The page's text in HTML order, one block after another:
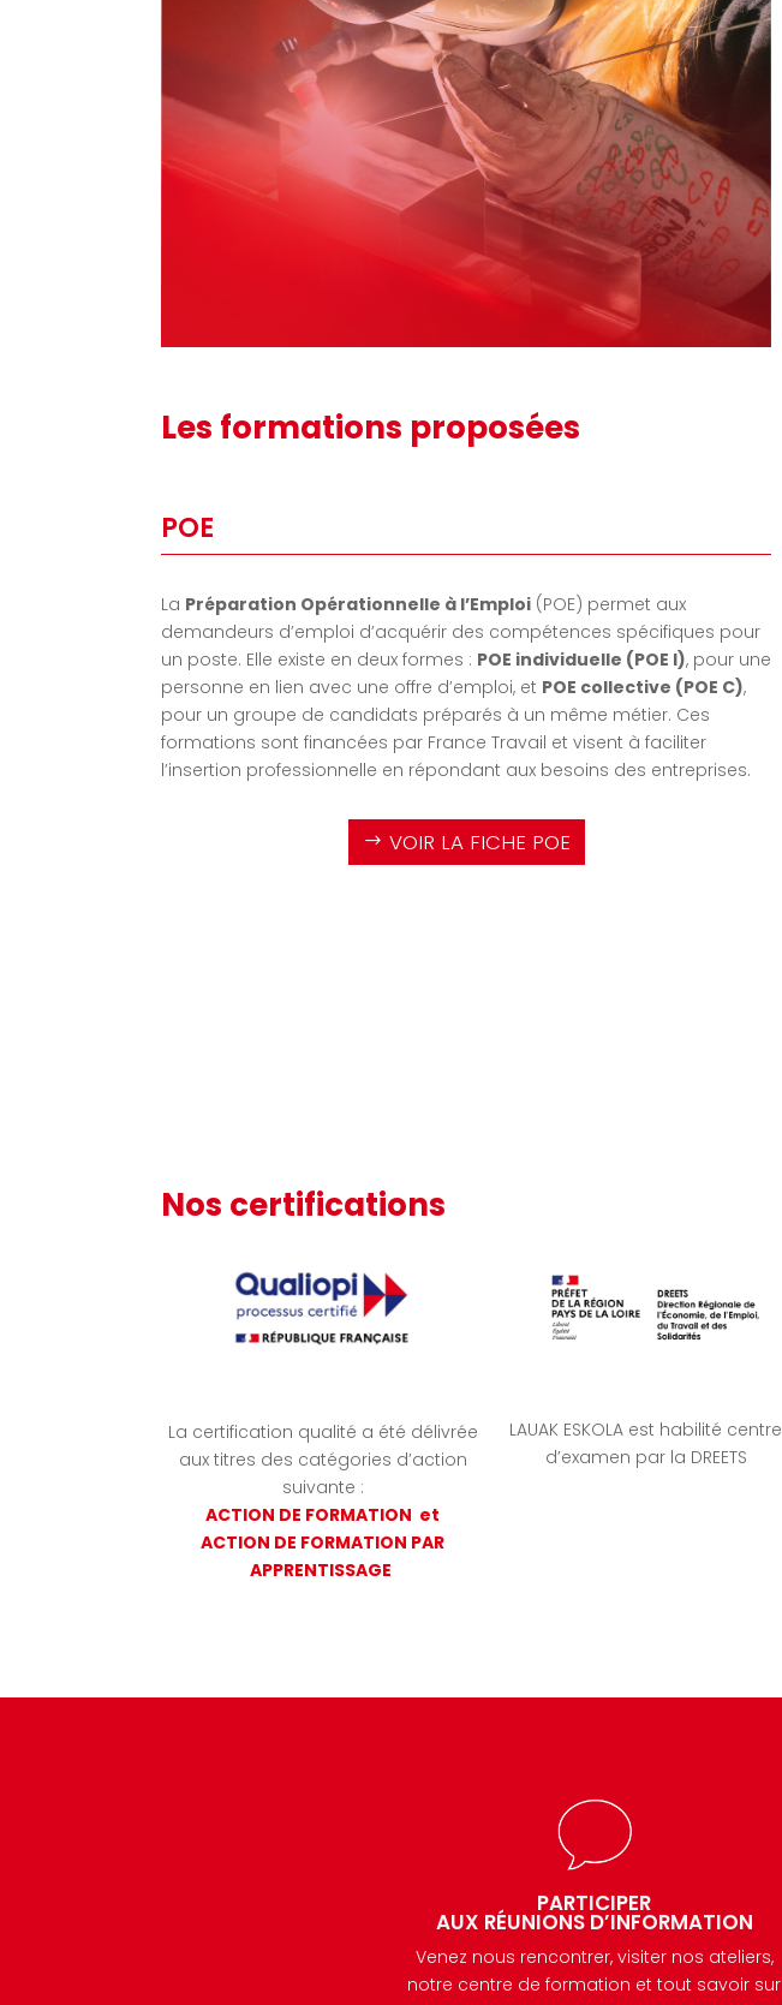
Les formations proposées
POE
La Préparation Opérationnelle à l’Emploi (POE) permet aux
demandeurs d’emploi d’acquérir des compétences spécifiques pour
un poste. Elle existe en deux formes : POE individuelle (POE I), pour une
personne en lien avec une offre d’emploi, et POE collective (POE C),
pour un groupe de candidats préparés à un même métier. Ces
formations sont financées par France Travail et visent à faciliter
l’insertion professionnelle en répondant aux besoins des entreprises.
VOIR LA FICHE POE
Nos certifications
La certification qualité a été délivrée
aux titres des catégories d’action
suivante :
ACTION DE FORMATION et
ACTION DE FORMATION PAR
APPRENTISSAGE
LAUAK ESKOLA est habilité centre
d’examen par la DREETS
PARTICIPER
AUX RÉUNIONS D’INFORMATION
Venez nous rencontrer, visiter nos ateliers,
notre centre de formation et tout savoir sur